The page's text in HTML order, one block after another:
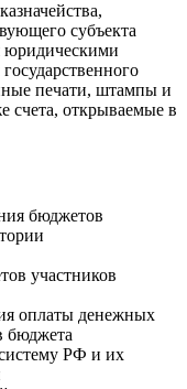
субъекта
юридическими
печати, штампы и
счета, открываемые в
бюджетов
участников
оплаты денежных
бюджета
РФ и их